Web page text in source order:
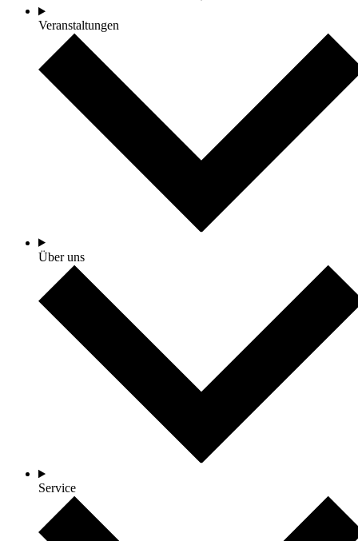
Veranstaltungen
Über uns
Service